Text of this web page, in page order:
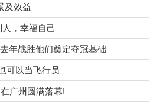
及效益
，幸福自己
年战胜他们奠定夺冠基础
可以当飞行员
广州圆满落幕!